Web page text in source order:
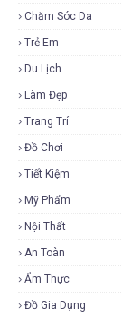
Chăm Sóc Da
Trẻ Em
Du Lịch
Làm Đẹp
Trang Trí
Đồ Chơi
Tiết Kiệm
Mỹ Phẩm
Nội Thất
An Toàn
Ẩm Thực
Đồ Gia Dụng